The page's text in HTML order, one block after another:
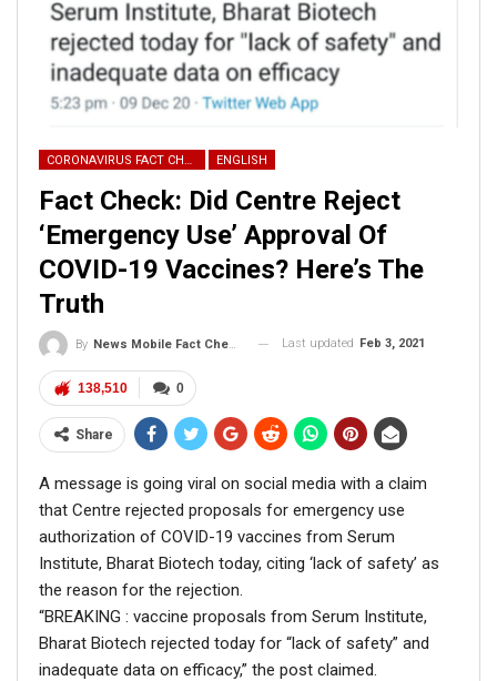
CORONAVIRUS FACT CHECK ENGLISH
Fact Check: Did Centre Reject
‘Emergency Use’ Approval Of
COVID-19 Vaccines? Here’s The
Truth
By News Mobile Fact Check Bureau Last updated Feb 3, 2021
0
138,510
Share
A message is going viral on social media with a claim
that Centre rejected proposals for emergency use
authorization of COVID-19 vaccines from Serum
Institute, Bharat Biotech today, citing ‘lack of safety’ as
the reason for the rejection.
“BREAKING : vaccine proposals from Serum Institute,
Bharat Biotech rejected today for “lack of safety” and
inadequate data on efficacy,” the post claimed.